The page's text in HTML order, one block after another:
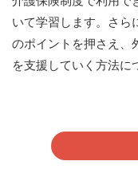
いて学習します。さら
のポイントを押さえ、
を支援していく方法に